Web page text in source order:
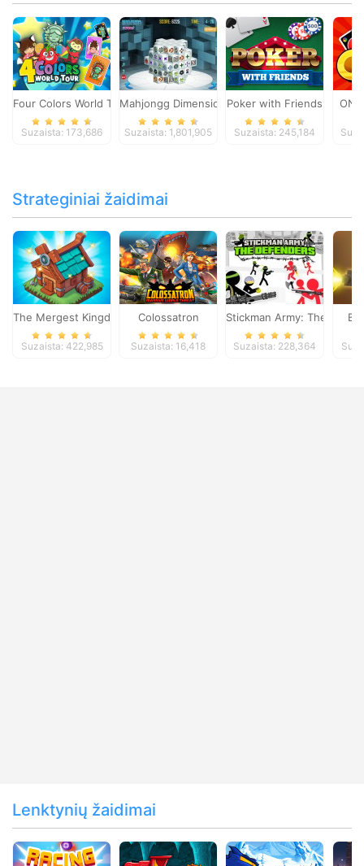
Four Colors World Tour
Suzaista: 173,686
Mahjongg Dimensions
Suzaista: 1,801,905
Poker with Friends
Suzaista: 245,184
Strateginiai žaidimai
The Mergest Kingdom
Suzaista: 422,985
Colossatron
Suzaista: 16,418
Stickman Army: The
Suzaista: 228,364
Lenktynių žaidimai